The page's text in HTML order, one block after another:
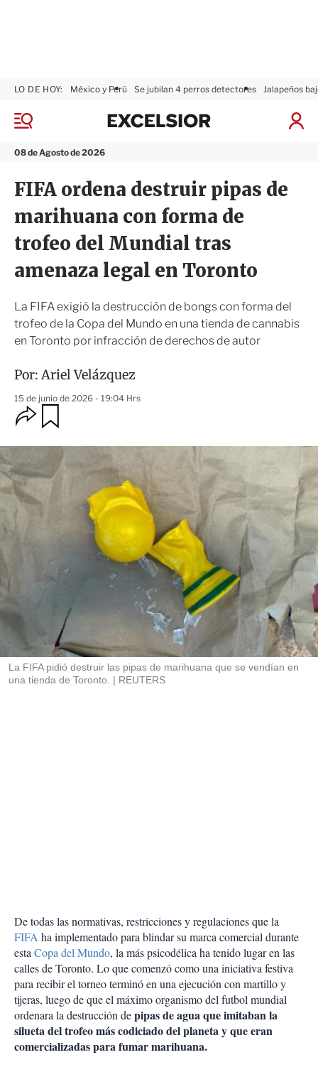
M
n
08 de Agosto de 2026
LO DE HOY: México y Perú Se jubilan 4 perros detectores Jalapeños
I
x
r
FIFA ordena destruir pipas de
marihuana con forma de
trofeo del Mundial tras
amenaza legal en Toronto
La FIFA exigió la destrucción de bongs con forma del
trofeo de la Copa del Mundo en una tienda de cannabis
en Toronto por infracción de derechos de autor
Por:Ariel Velázquez
15 de junio de 2026 - 19:04 Hrs
O
p
i
n
s
d
r
d
La FIFA pidió destruir las pipas de marihuana que se vendían en
una tienda de Toronto.
REUTERS
De todas las normativas, restricciones y regulaciones que la
FIFA ha implementado para blindar su marca comercial durante
estaCopa del Mundo, la más psicodélica ha tenido lugar en las
calles de Toronto. Lo que comenzó como una iniciativa festiva
para recibir el torneo terminó en una ejecución con martillo y
tijeras, luego de que el máximo organismo del futbol mundial
ordenara la destrucción depipas de agua que imitaban la
silueta del trofeo más codiciado del planeta y que eran
comercializadas para fumar marihuana.